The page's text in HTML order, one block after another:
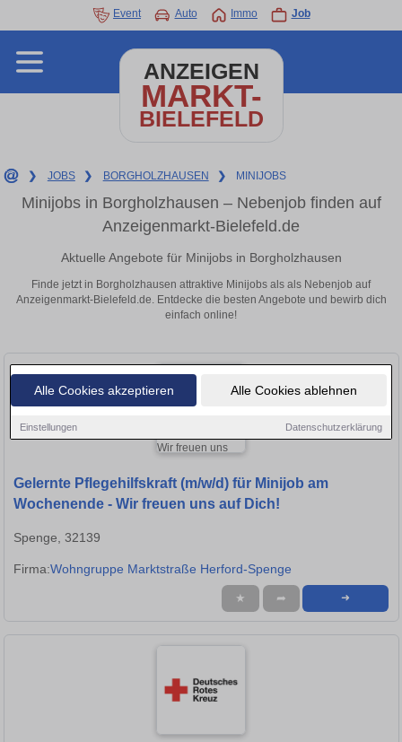
Alle Cookies akzeptieren Alle Cookies ablehnen
Einstellungen Datenschutzerklärung
Event Auto Immo Job
ANZEIGEN
MARKT-
BIELEFELD
❯ JOBS ❯ BORGHOLZHAUSEN ❯ MINIJOBS
Minijobs in Borgholzhausen – Nebenjob finden auf
Anzeigenmarkt-Bielefeld.de
Aktuelle Angebote für Minijobs in Borgholzhausen
Finde jetzt in Borgholzhausen attraktive Minijobs als als Nebenjob auf
Anzeigenmarkt-Bielefeld.de. Entdecke die besten Angebote und bewirb dich
einfach online!
Gelernte Pflegehilfskraft (m/w/d) für Minijob am
Wochenende - Wir freuen uns auf Dich!
Spenge, 32139
Firma:Wohngruppe Marktstraße Herford-Spenge
★ ➦ ➜